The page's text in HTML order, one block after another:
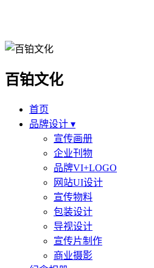
百铂文化
首页
品牌设计 ▾
宣传画册
企业刊物
品牌VI+LOGO
网站UI设计
宣传物料
包装设计
导视设计
宣传片制作
商业摄影